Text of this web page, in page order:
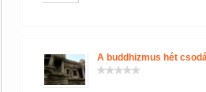
A buddhizmus hét